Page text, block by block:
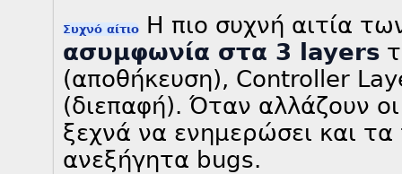
Συχνό αίτιο
Η πιο συχνή αιτία
ασυμφωνία στα 3 layers
(αποθήκευση), Controller
(διεπαφή). Όταν αλλάζουν
ξεχνά να ενημερώσει και
ανεξήγητα bugs.